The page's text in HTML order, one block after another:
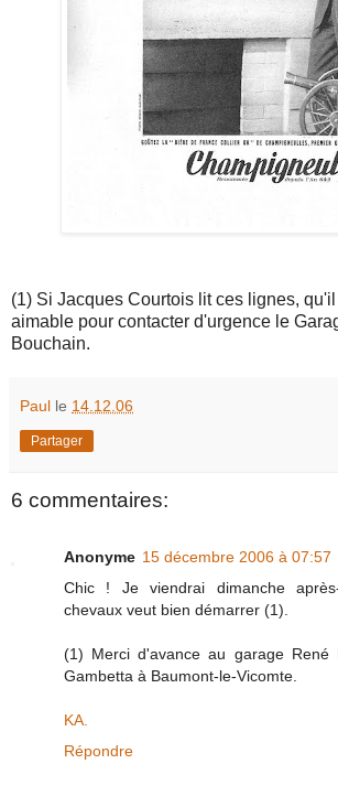
(1) Si Jacques Courtois lit ces lignes,
aimable pour contacter d'urgence le
Bouchain.
Paul le 14.12.06
Partager
6 commentaires:
Anonyme 15 décembre 2006 à 07:57
Chic ! Je viendrai dimanche
chevaux veut bien démarrer (1).
(1) Merci d'avance au garage René
Gambetta à Baumont-le-Vicomte.
KA.
Répondre